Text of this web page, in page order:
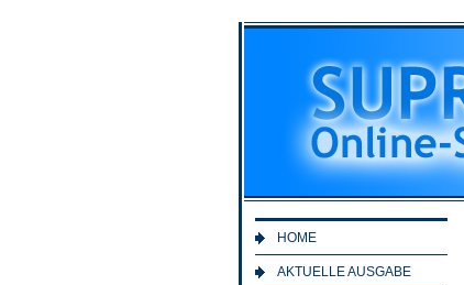
HOME
AKTUELLE AUSGABE